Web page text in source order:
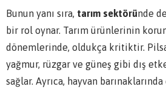
Bunun yanı sıra, tarım sektöründe
bir rol oynar. Tarım ürünlerinin
dönemlerinde, oldukça kritiktir.
yağmur, rüzgar ve güneş gibi dış
sağlar. Ayrıca, hayvan